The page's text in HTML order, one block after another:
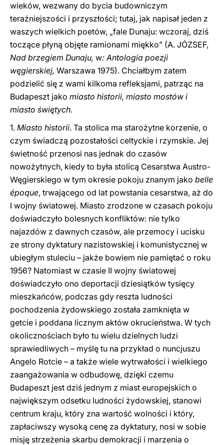
wieków, wezwany do bycia budowniczym
teraźniejszości i przyszłości; tutaj, jak napisał jeden z
waszych wielkich poetów, „fale Dunaju: wczoraj, dziś
toczące płyną objęte ramionami miękko” (A. JÓZSEF,
Nad brzegiem Dunaju, w: Antologia poezji
węgierskiej, Warszawa 1975). Chciałbym zatem
podzielić się z wami kilkoma refleksjami, patrząc na
Budapeszt jako miasto historii, miasto mostów i
miasto świętych.
1. Miasto historii. Ta stolica ma starożytne korzenie, o
czym świadczą pozostałości celtyckie i rzymskie. Jej
świetność przenosi nas jednak do czasów
nowożytnych, kiedy to była stolicą Cesarstwa Austro-
Węgierskiego w tym okresie pokoju znanym jako belle
époque, trwającego od lat powstania cesarstwa, aż do
I wojny światowej. Miasto zrodzone w czasach pokoju
doświadczyło bolesnych konfliktów: nie tylko
najazdów z dawnych czasów, ale przemocy i ucisku
ze strony dyktatury nazistowskiej i komunistycznej w
ubiegłym stuleciu – jakże bowiem nie pamiętać o roku
1956? Natomiast w czasie II wojny światowej
doświadczyło ono deportacji dziesiątków tysięcy
mieszkańców, podczas gdy reszta ludności
pochodzenia żydowskiego została zamknięta w
getcie i poddana licznym aktów okrucieństwa. W tych
okolicznościach było tu wielu dzielnych ludzi
sprawiedliwych – myślę tu na przykład o nuncjuszu
Angelo Rotcie – a także wiele wytrwałości i wielkiego
zaangażowania w odbudowę, dzięki czemu
Budapeszt jest dziś jednym z miast europejskich o
największym odsetku ludności żydowskiej, stanowi
centrum kraju, który zna wartość wolności i który,
zapłaciwszy wysoką cenę za dyktatury, nosi w sobie
misję strzeżenia skarbu demokracji i marzenia o